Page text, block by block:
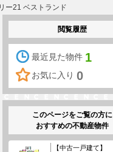
ー21 ベストランド
閲覧履歴
最近見た物件 1
お気に入り 0
このページをご覧の方に
おすすめの不動産物件
【中古一戸建て】